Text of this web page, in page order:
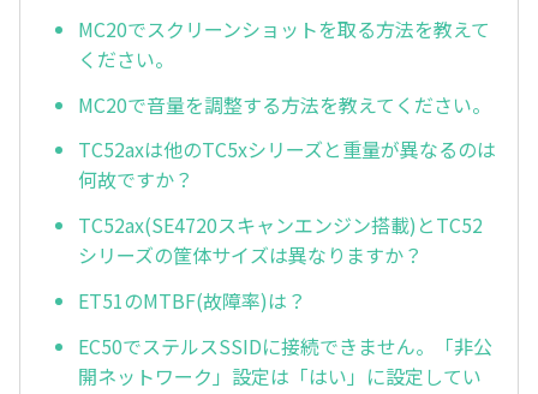
MC20でスクリーンショットを取る方法を教えて
ください。
MC20で音量を調整する方法を教えてください。
TC52axは他のTC5xシリーズと重量が異なるのは
何故ですか？
TC52ax(SE4720スキャンエンジン搭載)とTC52
シリーズの筐体サイズは異なりますか？
ET51のMTBF(故障率)は？
EC50でステルスSSIDに接続できません。「非公
開ネットワーク」設定は「はい」に設定してい